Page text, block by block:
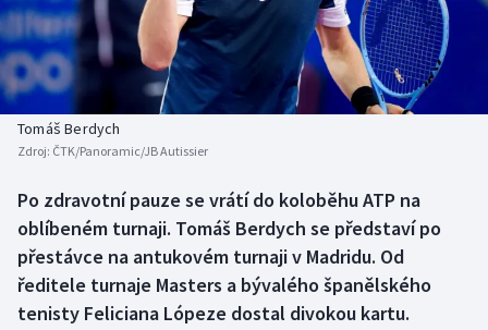
Baseball a softbal
Basketbal
Biatlon
Box
Curling
Soutěže
Historické návraty
Aplikace ČT sport
Tomáš Berdych
Zdroj: ČTK/Panoramic/JB Autissier
Po zdravotní pauze se vrátí do koloběhu ATP na
oblíbeném turnaji. Tomáš Berdych se představí po
přestávce na antukovém turnaji v Madridu. Od
ředitele turnaje Masters a bývalého španělského
tenisty Feliciana Lópeze dostal divokou kartu.